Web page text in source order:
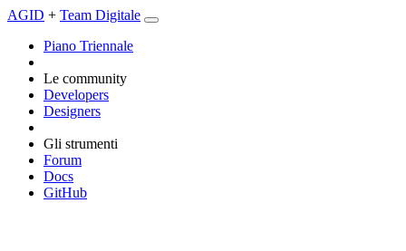
AGID + Team Digitale
Piano Triennale
Le community
Developers
Designers
Gli strumenti
Forum
Docs
GitHub